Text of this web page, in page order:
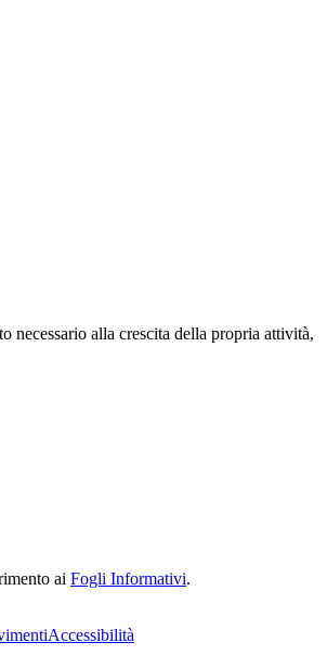
necessario alla crescita della propria attività,
ai Fogli Informativi.
Accessibilità